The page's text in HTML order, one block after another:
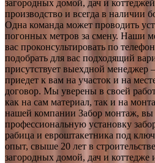
загородных домой, дач и
производство и всегда в наличии
Одна команда может проводить
погонных метров за смену. Наши
вас проконсультировать по
подобрать для вас подходящий
присутствует выехдной
приедет к вам на участок и на
договор. Мы уверены в своей
как на сам материал, так и на
нашей компании Забор монтаж, вы
профессиональную установку
рабица и евроштакетника под
опыт, свыше 20 лет в
загородных домой, дач и коттедже